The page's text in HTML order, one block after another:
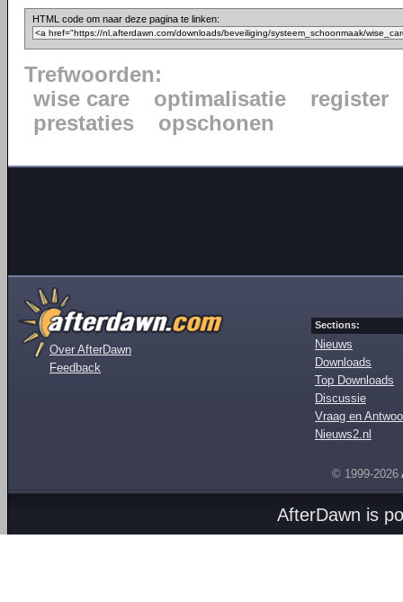
HTML code om naar deze pagina te linken:
Trefwoorden:
wise care
optimalisatie
register
prestaties
opschonen
Over AfterDawn
Feedback
Sections:
Nieuws
Downloads
Top Downloads
Discussie
Vraag en
Nieuws2.nl
© 1999-2026
AfterDawn is